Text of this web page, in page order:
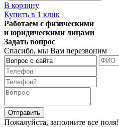
В корзину
Купить в 1 клик
Работаем с физическими
и юридическими лицами
Задать вопрос
Спасибо, мы Вам перезвоним
Пожалуйста, заполните все поля!